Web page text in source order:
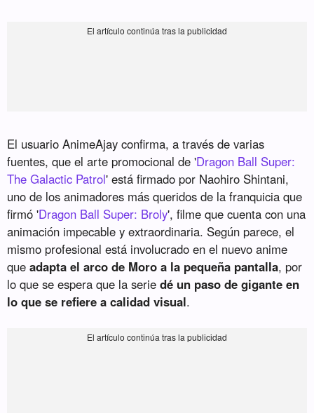
El usuario AnimeAjay confirma, a través de varias
fuentes, que el arte promocional de 'Dragon Ball Super:
The Galactic Patrol' está firmado por Naohiro Shintani,
uno de los animadores más queridos de la franquicia que
firmó 'Dragon Ball Super: Broly', filme que cuenta con una
animación impecable y extraordinaria. Según parece, el
mismo profesional está involucrado en el nuevo anime
queadapta el arco de Moro a la pequeña pantalla, por
lo que se espera que la seriedé un paso de gigante en
lo que se refiere a calidad visual.